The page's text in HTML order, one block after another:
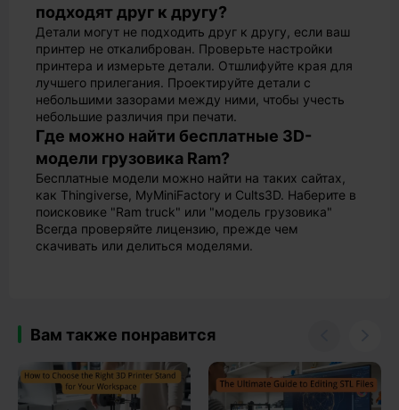
подходят друг к другу?
Детали могут не подходить друг к другу, если ваш
принтер не откалиброван. Проверьте настройки
принтера и измерьте детали. Отшлифуйте края для
лучшего прилегания. Проектируйте детали с
небольшими зазорами между ними, чтобы учесть
небольшие различия при печати.
Где можно найти бесплатные 3D-
модели грузовика Ram?
Бесплатные модели можно найти на таких сайтах,
как Thingiverse, MyMiniFactory и Cults3D. Наберите в
поисковике "Ram truck" или "модель грузовика"
Всегда проверяйте лицензию, прежде чем
скачивать или делиться моделями.
Вам также понравится